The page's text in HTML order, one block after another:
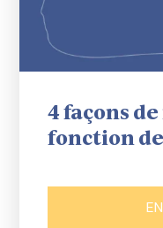
4 façons
fonction